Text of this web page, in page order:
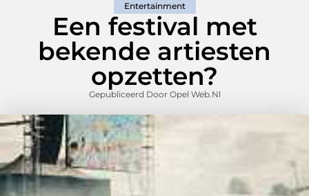
Entertainment
Een festival met
bekende artiesten
opzetten?
Gepubliceerd Door Opel Web.nl